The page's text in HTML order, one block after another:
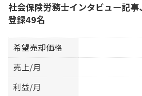
社会保険労務士インタビュー記事
登録49名
希望売却価格
売上/月
利益/月